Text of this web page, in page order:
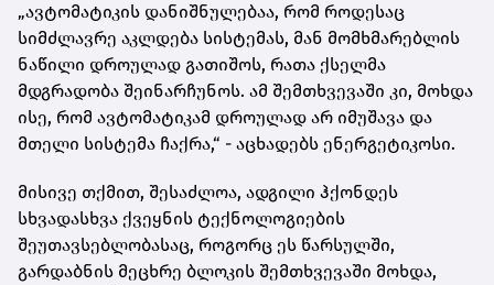
„ავტომატიკის დანიშნულებაა, რომ როდესაც
სიმძლავრე აკლდება სისტემას, მან მომხმარებლის
ნაწილი დროულად გათიშოს, რათა ქსელმა
მდგრადობა შეინარჩუნოს. ამ შემთხვევაში კი, მოხდა
ისე, რომ ავტომატიკამ დროულად არ იმუშავა და
მთელი სისტემა ჩაქრა,“ - აცხადებს ენერგეტიკოსი.
მისივე თქმით, შესაძლოა, ადგილი ჰქონდეს
სხვადასხვა ქვეყნის ტექნოლოგიების
შეუთავსებლობასაც, როგორც ეს წარსულში,
გარდაბნის მეცხრე ბლოკის შემთხვევაში მოხდა,